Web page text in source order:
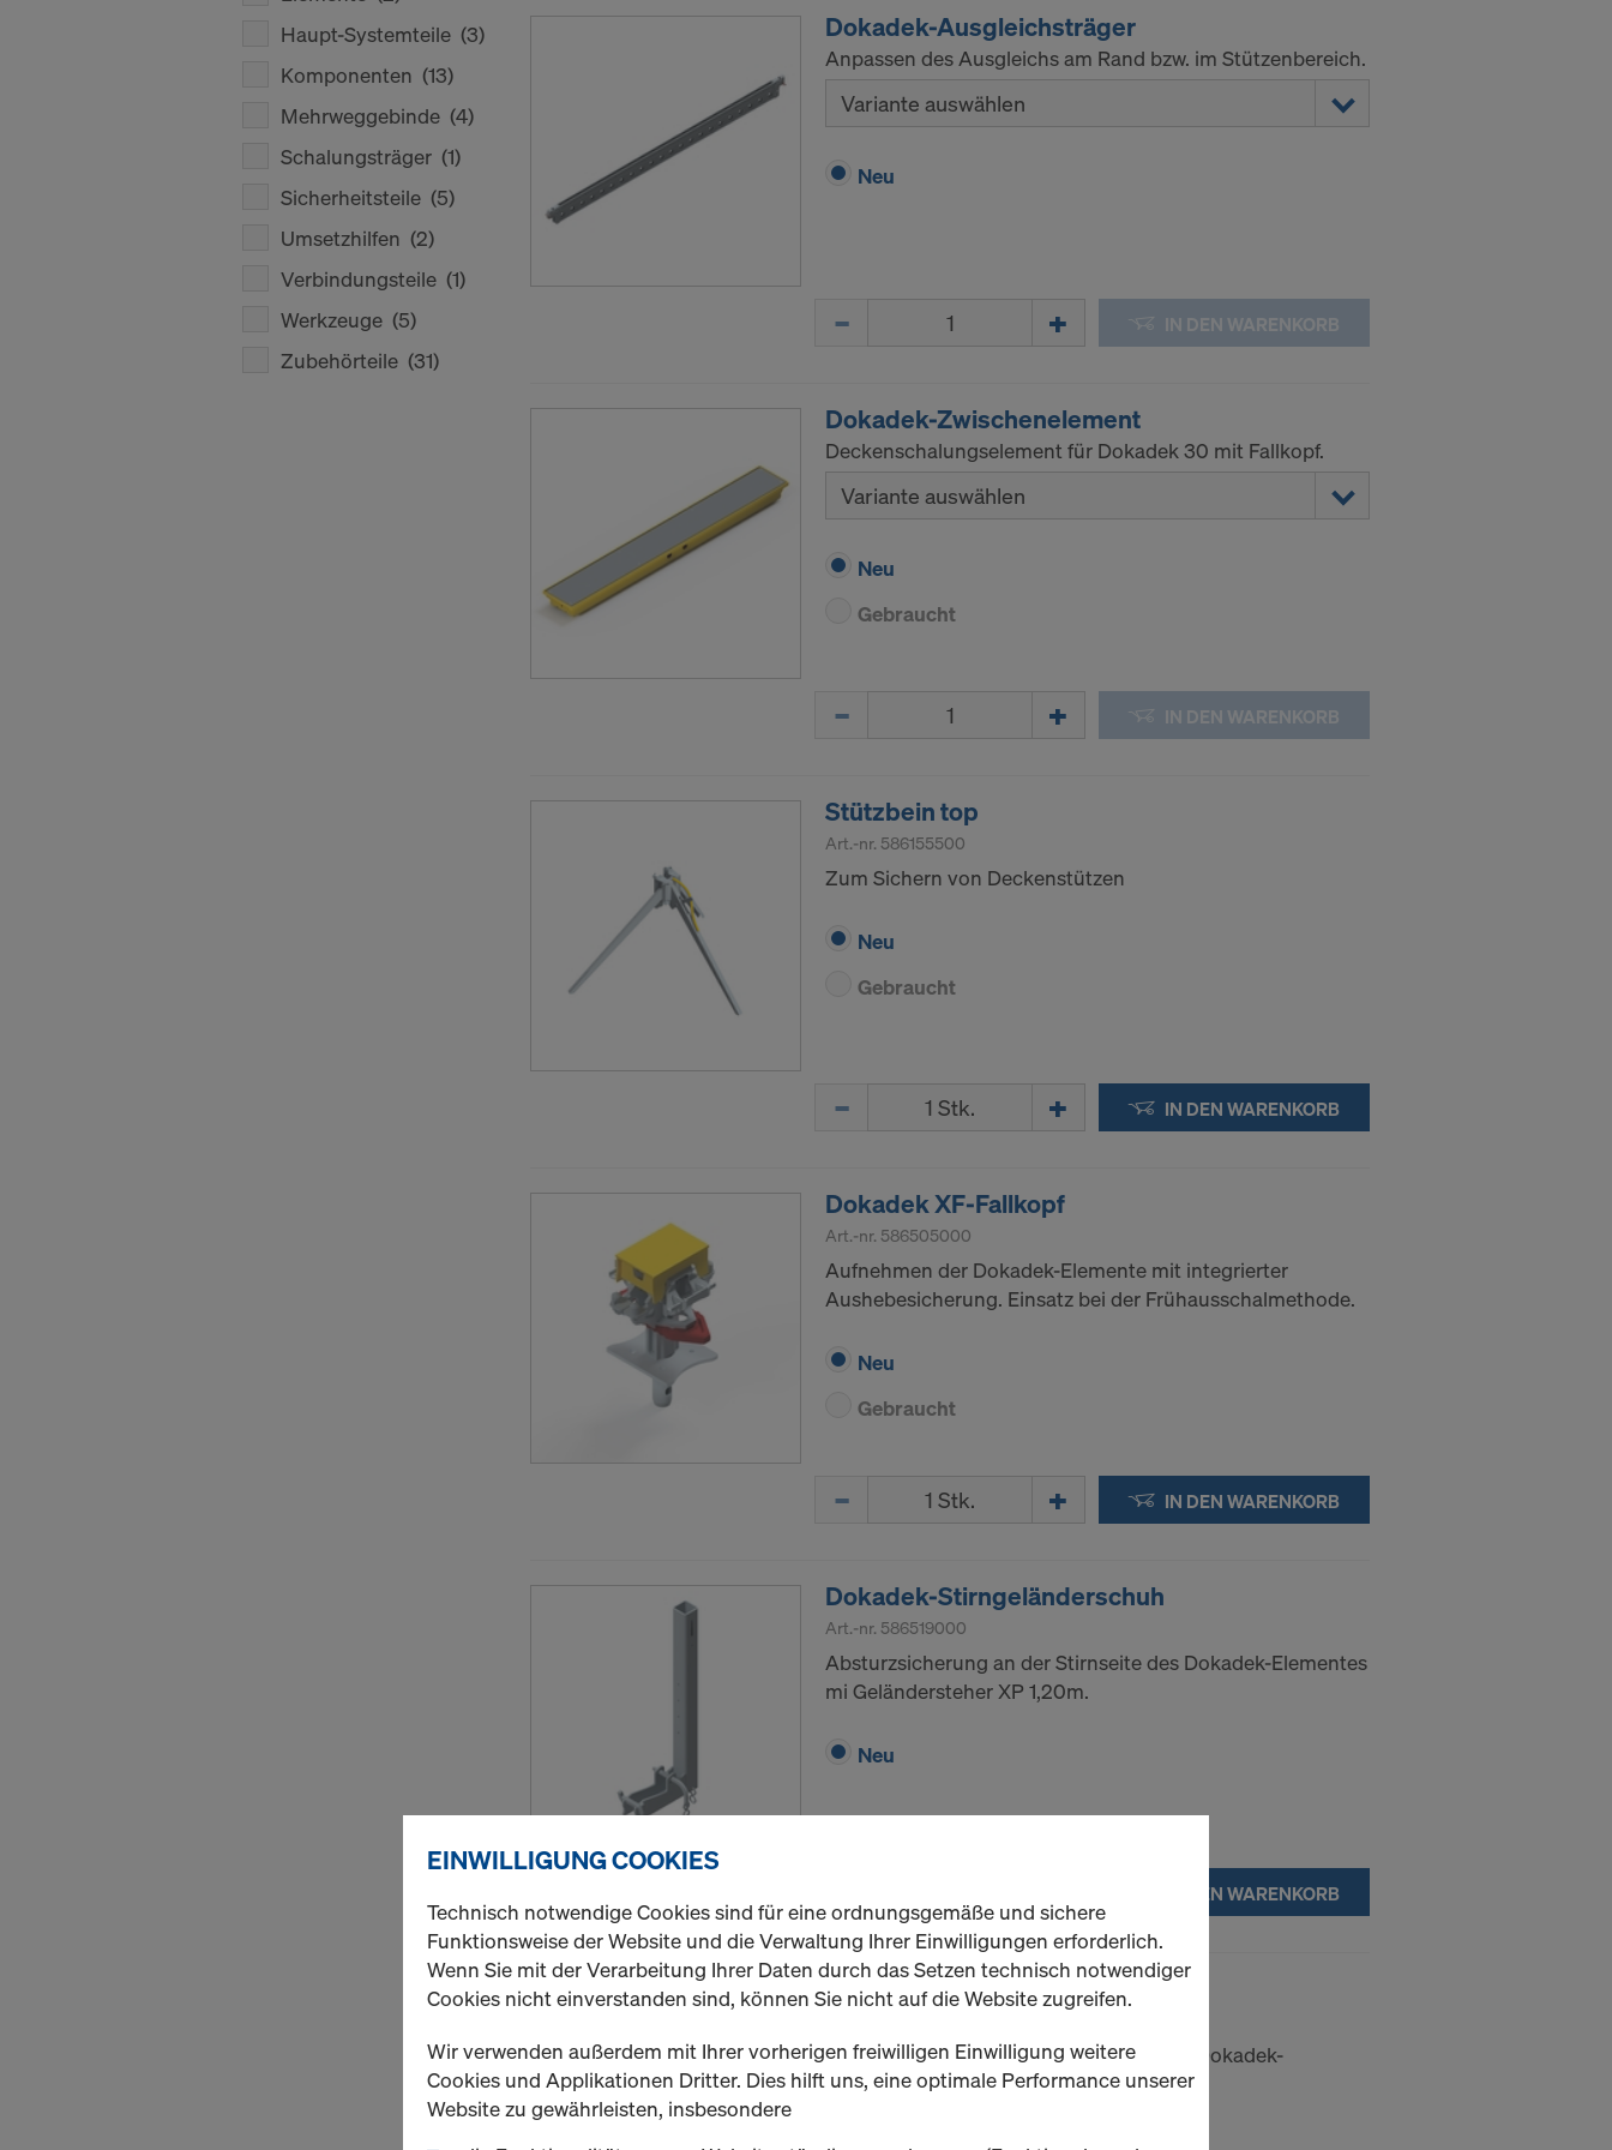
Haupt-Systemteile (3)
Komponenten (13)
Mehrweggebinde (4)
Schalungsträger (1)
Sicherheitsteile (5)
Umsetzhilfen (2)
Verbindungsteile (1)
Werkzeuge (5)
Zubehörteile (31)
Dokadek-Ausgleichsträger
Anpassen des Ausgleichs am Rand bzw. im Stützenbereich.
Variante auswählen
Neu
IN DEN WARENKORB
Dokadek-Zwischenelement
Deckenschalungselement für Dokadek 30 mit Fallkopf.
Variante auswählen
Neu
Gebraucht
IN DEN WARENKORB
Stützbein top
Art.-nr. 586155500
Zum Sichern von Deckenstützen
Neu
Gebraucht
IN DEN WARENKORB
Dokadek XF-Fallkopf
Art.-nr. 586505000
Aufnehmen der Dokadek-Elemente mit integrierter
Aushebesicherung. Einsatz bei der Frühausschalmethode.
Neu
Gebraucht
IN DEN WARENKORB
Dokadek-Stirngeländerschuh
Art.-nr. 586519000
Absturzsicherung an der Stirnseite des Dokadek-Elementes
mi Geländersteher XP 1,20m.
Neu
IN DEN WARENKORB
Dokadek-Längsgeländerschuh
Absturzsicherung an der Längsseite des Dokadek-
Elementes mi Geländersteher XP 1,20m.
EINWILLIGUNG COOKIES
Technisch notwendige Cookies sind für eine ordnungsgemäße und sichere
Funktionsweise der Website und die Verwaltung Ihrer Einwilligungen erforderlich.
Wenn Sie mit der Verarbeitung Ihrer Daten durch das Setzen technisch notwendiger
Cookies nicht einverstanden sind, können Sie nicht auf die Website zugreifen.
Wir verwenden außerdem mit Ihrer vorherigen freiwilligen Einwilligung weitere
Cookies und Applikationen Dritter. Dies hilft uns, eine optimale Performance unserer
Website zu gewährleisten, insbesondere